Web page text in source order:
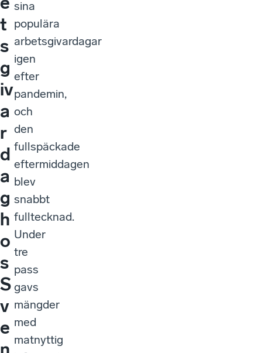
t
s
g
iv
a
r
d
a
g
h
o
s
S
v
e
sina
populära
arbetsgivardagar
igen
efter
pandemin,
och
den
fullspäckade
eftermiddagen
blev
snabbt
fulltecknad.
Under
tre
pass
gavs
mängder
med
matnyttig